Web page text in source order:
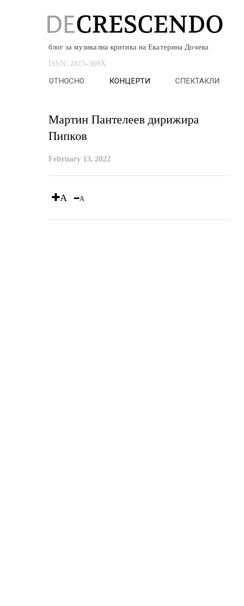
блог за музикална критика на Екатерина Дочева
ISSN: 2815-360X
ОТНОСНО КОНЦЕРТИ СПЕКТАКЛИ
Мартин Пантелеев дирижира
Пипков
February 13, 2022
A A